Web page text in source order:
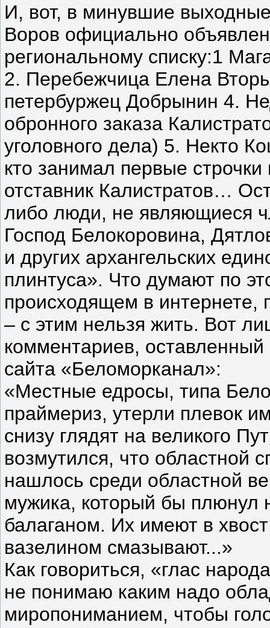
И, вот, в минувшие
Воров официально
региональному списку:1
2. Перебежчица Елена
петербуржец Добрынин 4.
обронного заказа
уголовного дела) 5. Некто
кто занимал первые
отставник Калистратов…
либо люди, не являющиеся
Господ Белокоровина,
и других архангельских
плинтуса». Что думают по
происходящем в интернете,
– с этим нельзя жить. Вот
комментариев,
сайта «Беломорканал»:
«Местные едросы, типа
праймериз, утерли плевок
снизу глядят на великого
возмутился, что областной
нашлось среди областной
мужика, который бы плюнул
балаганом. Их имеют в
вазелином смазывают...»
Как говориться, «глас
не понимаю каким надо
миропониманием, чтобы